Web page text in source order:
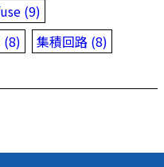
(9)
(8) 集積回路 (8)